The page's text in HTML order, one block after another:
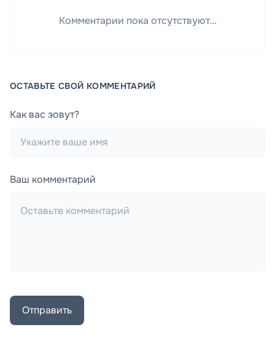
Комментарии пока отсутствуют...
ОСТАВЬТЕ СВОЙ КОММЕНТАРИЙ
Как вас зовут?
Ваш комментарий
Отправить